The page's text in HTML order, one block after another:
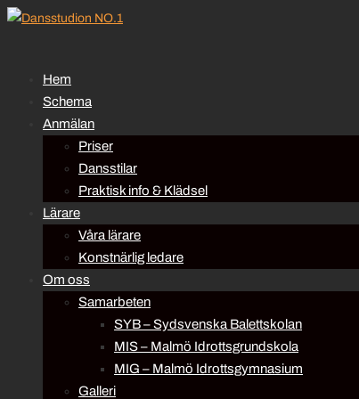
Hem
Schema
Anmälan
Priser
Dansstilar
Praktisk info & Klädsel
Lärare
Våra lärare
Konstnärlig ledare
Om oss
Samarbeten
SYB – Sydsvenska Balettskolan
MIS – Malmö Idrottsgrundskola
MIG – Malmö Idrottsgymnasium
Galleri